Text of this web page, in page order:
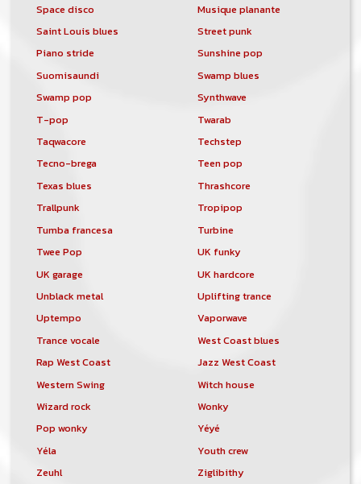
Space disco
Musique planante
Saint Louis blues
Street punk
Piano stride
Sunshine pop
Suomisaundi
Swamp blues
Swamp pop
Synthwave
T-pop
Twarab
Taqwacore
Techstep
Tecno-brega
Teen pop
Texas blues
Thrashcore
Trallpunk
Tropipop
Tumba francesa
Turbine
Twee Pop
UK funky
UK garage
UK hardcore
Unblack metal
Uplifting trance
Uptempo
Vaporwave
Trance vocale
West Coast blues
Rap West Coast
Jazz West Coast
Western Swing
Witch house
Wizard rock
Wonky
Pop wonky
Yéyé
Yéla
Youth crew
Zeuhl
Ziglibithy